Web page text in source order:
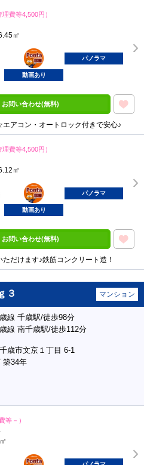
理費等4,500円）
㎡
ポンタ
部屋
パノラマ
動画あり
お問い合わせ(無料)
アコン・オートロック付きで安心♪
理費等4,500円）
㎡
ポンタ
部屋
パノラマ
動画あり
お問い合わせ(無料)
だけます♪鉄筋コンクリート造！
３ マンション
線 千歳駅/徒歩98分
線 南千歳駅/徒歩112分
歳市文京１丁目 6-1
築34年
等－）
ポンタ
部屋